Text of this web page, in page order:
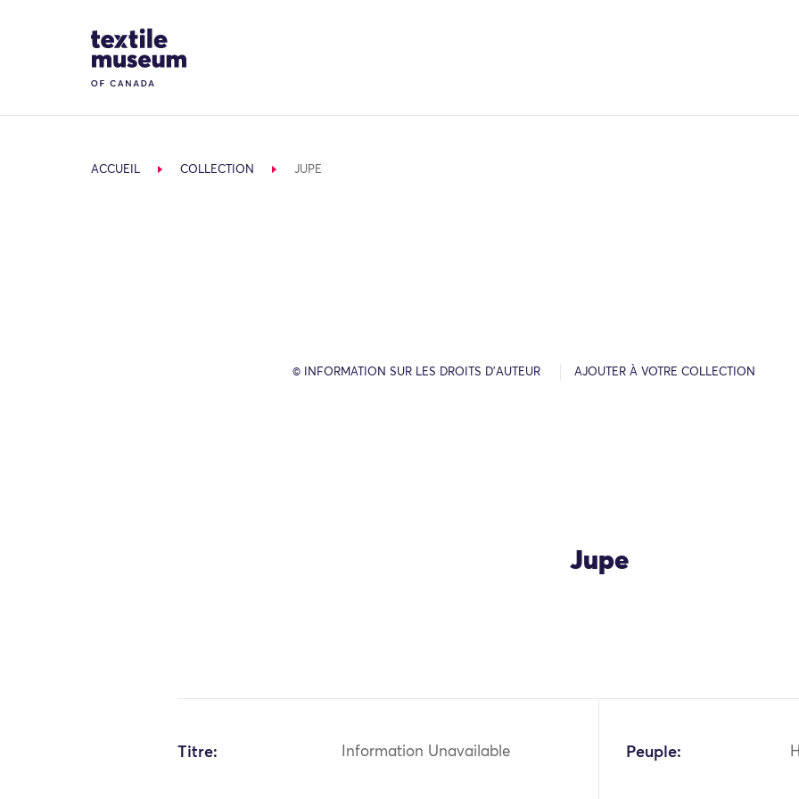
Site Logo
ACCUEIL COLLECTION JUPE
© INFORMATION SUR LES DROITS D’AUTEUR AJOUTER À VOTRE COLLECTION
Jupe
Titre: Information Unavailable Peuple: